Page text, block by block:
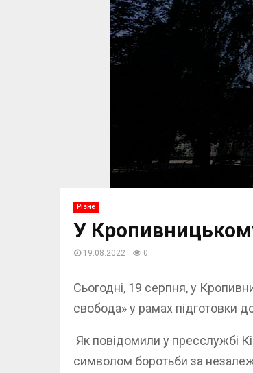
Різне
У
19.08.2022 0
Сьогодні, 19 серпня, у
свобода» у рамах підготовки
Як повідомили у пресслужбі
символом боротьби за